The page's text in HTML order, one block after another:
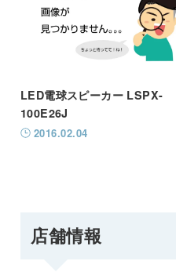
LED電球スピーカー LSPX-
100E26J
2016.02.04
店舗情報